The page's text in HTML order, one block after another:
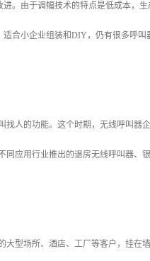
。由于调幅技术的特点是低成本，
合小企业组装和DIY，仍有很多呼
人的功能。这个时期，无线呼叫器
应用行业推出的退房无线呼叫器、
型场所、酒店、工厂等客户，挂在